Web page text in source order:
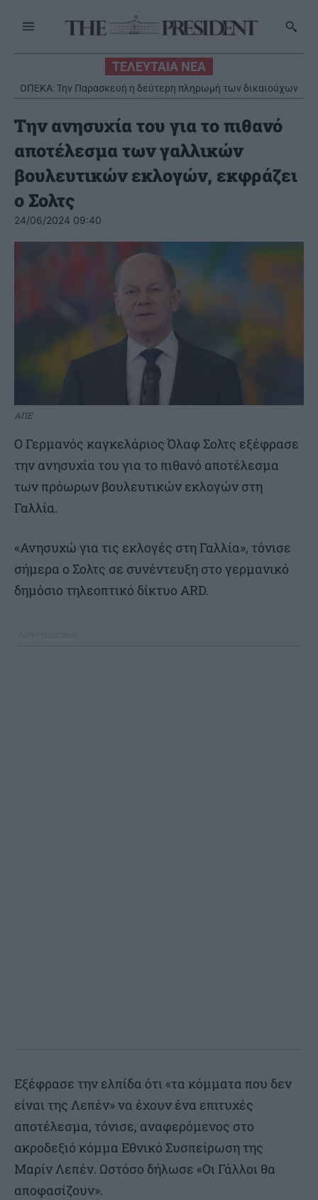
ΤΕΛΕΥΤΑΙΑ ΝΕΑ
ΟΠΕΚΑ: Την Παρασκευή η δεύτερη πληρωμή των δικαιούχων
του Λογαριασμού Αγροτικής Εστίας
Την ανησυχία του για το πιθανό
αποτέλεσμα των γαλλικών
βουλευτικών εκλογών, εκφράζει
ο Σολτς
24/06/2024 09:40
ΑΠΕ
Ο Γερμανός καγκελάριος Όλαφ Σολτς εξέφρασε
την ανησυχία του για το πιθανό αποτέλεσμα
των πρόωρων βουλευτικών εκλογών στη
Γαλλία.
«Ανησυχώ για τις εκλογές στη Γαλλία», τόνισε
σήμερα ο Σολτς σε συνέντευξη στο γερμανικό
δημόσιο τηλεοπτικό δίκτυο ARD.
Εξέφρασε την ελπίδα ότι «τα κόμματα που δεν
είναι της Λεπέν» να έχουν ένα επιτυχές
αποτέλεσμα, τόνισε, αναφερόμενος στο
ακροδεξιό κόμμα Εθνικό Συσπείρωση της
Μαρίν Λεπέν. Ωστόσο δήλωσε «Οι Γάλλοι θα
αποφασίζουν».